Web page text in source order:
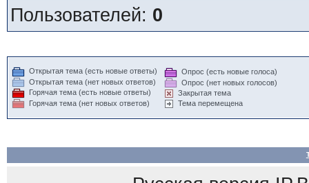
Пользователей: 0
Открытая тема (есть новые ответы)
Открытая тема (нет новых ответов)
Горячая тема (есть новые ответы)
Горячая тема (нет новых ответов)
Опрос (есть новые голоса)
Опрос (нет новых голосов)
Закрытая тема
Тема перемещена